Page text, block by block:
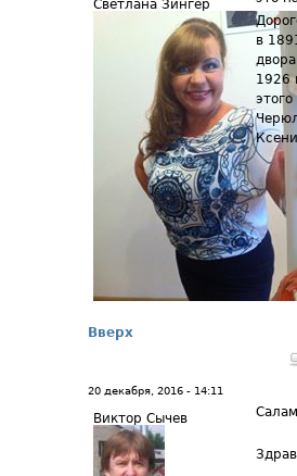
Светлана Зингер
в
1926
Вверх
20 декабря, 2016 - 14:11
Виктор Сычев